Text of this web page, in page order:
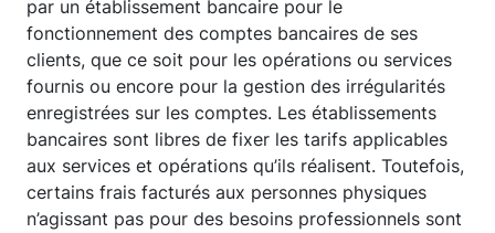
par un établissement bancaire pour le
fonctionnement des comptes bancaires de ses
clients, que ce soit pour les opérations ou services
fournis ou encore pour la gestion des irrégularités
enregistrées sur les comptes. Les établissements
bancaires sont libres de fixer les tarifs applicables
aux services et opérations qu’ils réalisent. Toutefois,
certains frais facturés aux personnes physiques
n’agissant pas pour des besoins professionnels sont